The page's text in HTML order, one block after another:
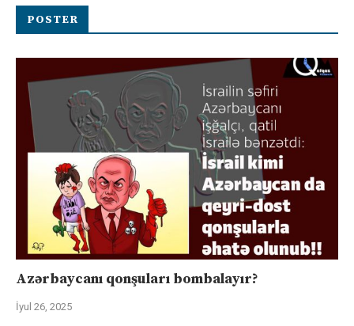
POSTER
Azərbaycanı qonşuları bombalayır?
İyul 26, 2025